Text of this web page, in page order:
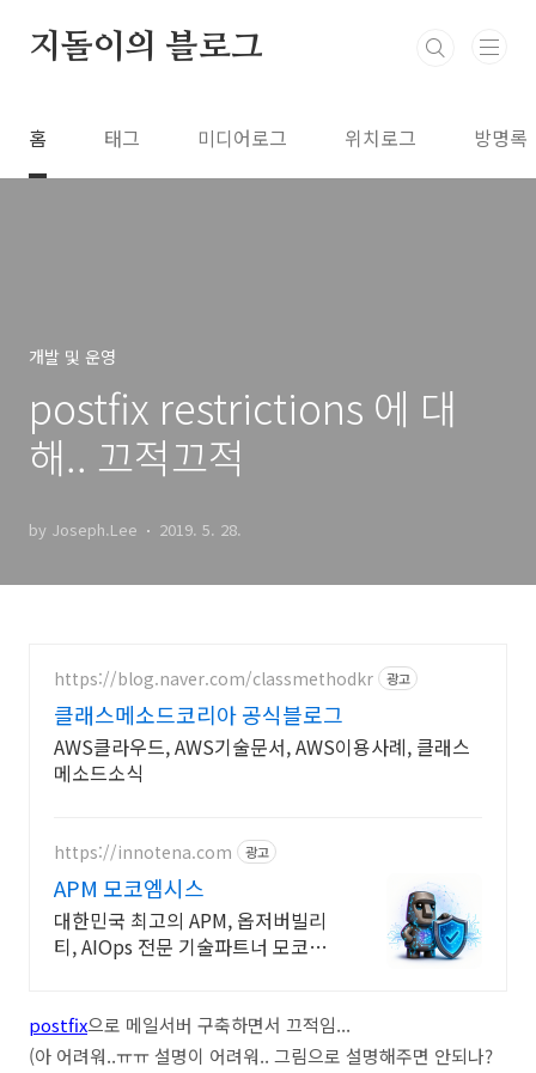
지돌이의 블로그
홈 태그 미디어로그 위치로그 방명록
개발 및 운영
postfix restrictions 에 대
해.. 끄적끄적
by Joseph.Lee 2019. 5. 28.
https://blog.naver.com/classmethodkr 광고
클래스메소드코리아 공식블로그
AWS클라우드, AWS기술문서, AWS이용사례, 클래스
메소드소식
https://innotena.com 광고
APM 모코엠시스
대한민국 최고의 APM, 옵저버빌리
티, AIOps 전문 기술파트너 모코엠
postfix으로 메일서버 구축하면서 끄적임...
(아 어려워..ㅠㅠ 설명이 어려워.. 그림으로 설명해주면 안되나?